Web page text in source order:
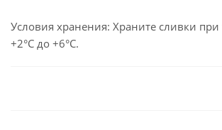
Условия хранения: Храните сливки при
+2°C до +6°C.